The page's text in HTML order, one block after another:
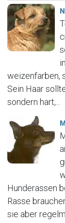
weizenfarben,
Sein Haar
sondern hart,...
Hunderassen
Rasse
sie aber